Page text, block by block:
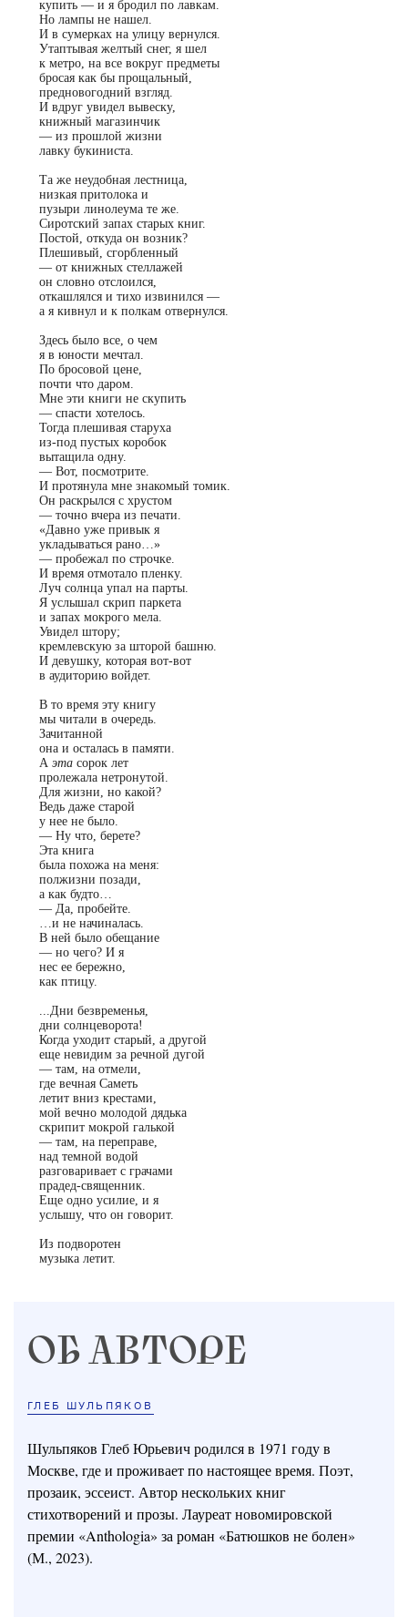
купить — и я бродил по лавкам.
Но лампы не нашел.
И в сумерках на улицу вернулся.
Утаптывая желтый снег, я шел
к метро, на все вокруг предметы
бросая как бы прощальный,
предновогодний взгляд.
И вдруг увидел вывеску,
книжный магазинчик
—из прошлой жизни
лавку букиниста.
Та же неудобная лестница,
низкая притолока и
пузыри линолеума те же.
Сиротский запах старых книг.
Постой, откуда он возник?
Плешивый, сгорбленный
—от книжных стеллажей
он словно отслоился,
откашлялся и тихо извинился —
а я кивнул и к полкам отвернулся.
Здесь было все, о чем
я в юности мечтал.
По бросовой цене,
почти что даром.
Мне эти книги не скупить
—спасти хотелось.
Тогда плешивая старуха
из-под пустых коробок
вытащила одну.
—Вот, посмотрите.
И протянула мне знакомый томик.
Он раскрылся с хрустом
—точно вчера из печати.
«Давно уже привык я
укладываться рано…»
—пробежал по строчке.
И время отмотало пленку.
Луч солнца упал на парты.
Я услышал скрип паркета
и запах мокрого мела.
Увидел штору;
кремлевскую за шторой башню.
И девушку, которая вот-вот
в аудиторию войдет.
В то время эту книгу
мы читали в очередь.
Зачитанной
она и осталась в памяти.
Аэтасорок лет
пролежала нетронутой.
Для жизни, но какой?
Ведь даже старой
у нее не было.
—Ну что, берете?
Эта книга
была похожа на меня:
полжизни позади,
а как будто…
—Да, пробейте.
…и не начиналась.
В ней было обещание
—но чего? И я
нес ее бережно,
как птицу.
...Дни безвременья,
дни солнцеворота!
Когда уходит старый, а другой
еще невидим за речной дугой
—там, на отмели,
где вечная Саметь
летит вниз крестами,
мой вечно молодой дядька
скрипит мокрой галькой
—там, на переправе,
над темной водой
разговаривает с грачами
прадед-священник.
Еще одно усилие, и я
услышу, что он говорит.
Из подворотен
музыка летит.
ОБ АВТОРЕ
ГЛЕБ ШУЛЬПЯКОВ
Шульпяков Глеб Юрьевич родился в 1971 году в
Москве, где и проживает по настоящее время. Поэт,
прозаик, эссеист. Автор нескольких книг
стихотворений и прозы. Лауреат новомировской
премии «Anthologia» за роман «Батюшков не болен»
(М., 2023).